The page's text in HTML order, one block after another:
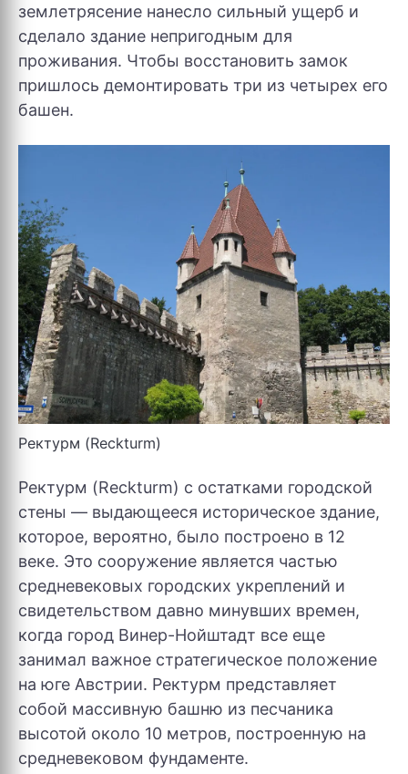
землетрясение нанесло сильный ущерб и
сделало здание непригодным для
проживания. Чтобы восстановить замок
пришлось демонтировать три из четырех его
башен.
Ректурм (Reckturm)
Ректурм (Reckturm) с остатками городской
стены — выдающееся историческое здание,
которое, вероятно, было построено в 12
веке. Это сооружение является частью
средневековых городских укреплений и
свидетельством давно минувших времен,
когда город Винер-Нойштадт все еще
занимал важное стратегическое положение
на юге Австрии. Ректурм представляет
собой массивную башню из песчаника
высотой около 10 метров, построенную на
средневековом фундаменте.